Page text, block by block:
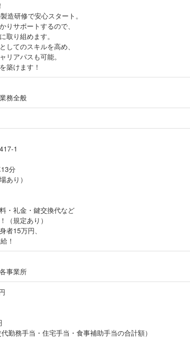
造研修で安心スタート。
りサポートするので、
取り組めます。
してのスキルを高め、
リアパスも可能。
築けます！
務全般
1
分
あり）
・礼金・鍵交換代など
（規定あり）
者15万円、
！
事業所
勤務手当・住宅手当・食事補助手当の合計額）